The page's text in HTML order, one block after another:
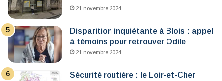
21 novembre 2024
Disparition inquiétante à Blois : appel
à témoins pour retrouver Odile
21 novembre 2024
Sécurité routière : le Loir-et-Cher